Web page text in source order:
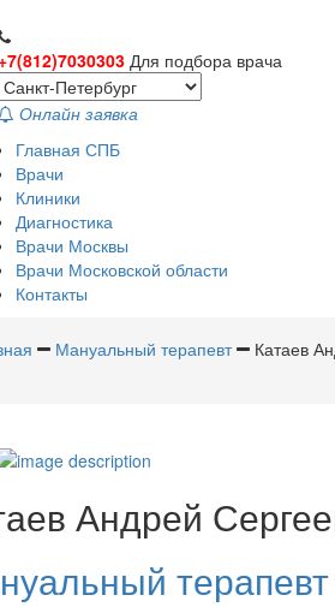
Для подбора врача
Онлайн заявка
Главная СПБ
Врачи
Клиники
Диагностика
Врачи Москвы
Врачи Московской области
Контакты
Мануальный терапевт Катаев
Андрей
терапевт